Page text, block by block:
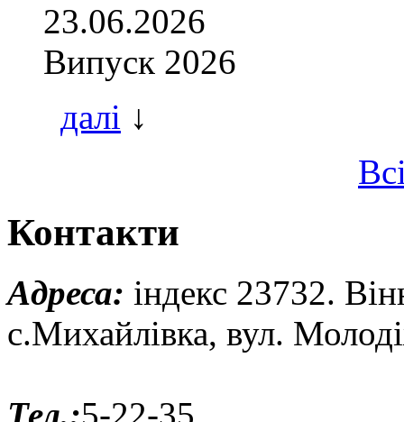
23.06.2026
Випуск 2026
далі ↓
Контакти
Адреса: індекс 23732.
с.Михайлівка, вул.
Тел.:5-22-35